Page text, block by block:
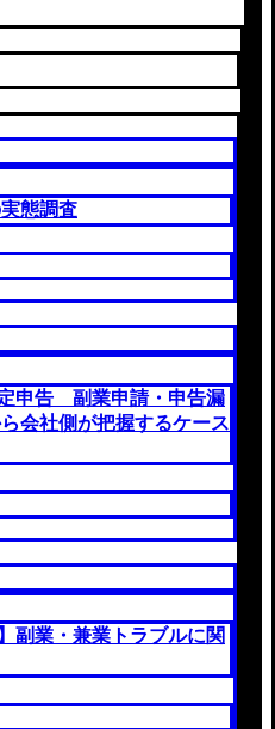
態調査
申告 副業申請・申告漏
会社側が把握するケース
副業・兼業トラブルに関